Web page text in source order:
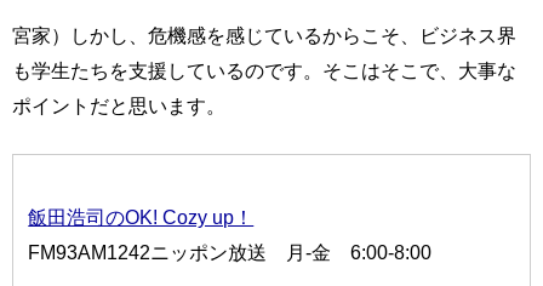
宮家）しかし、危機感を感じているからこそ、ビジネス界
も学生たちを支援しているのです。そこはそこで、大事な
ポイントだと思います。
飯田浩司のOK! Cozy up！
FM93AM1242ニッポン放送 月-金 6:00-8:00